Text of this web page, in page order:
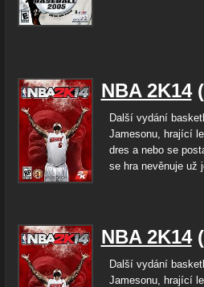
NBA 2K14
Další vydání
Jamesonu, hrající
dres a nebo se
se hra nevěnuje už
NBA 2K14
Další vydání
Jamesonu, hrající